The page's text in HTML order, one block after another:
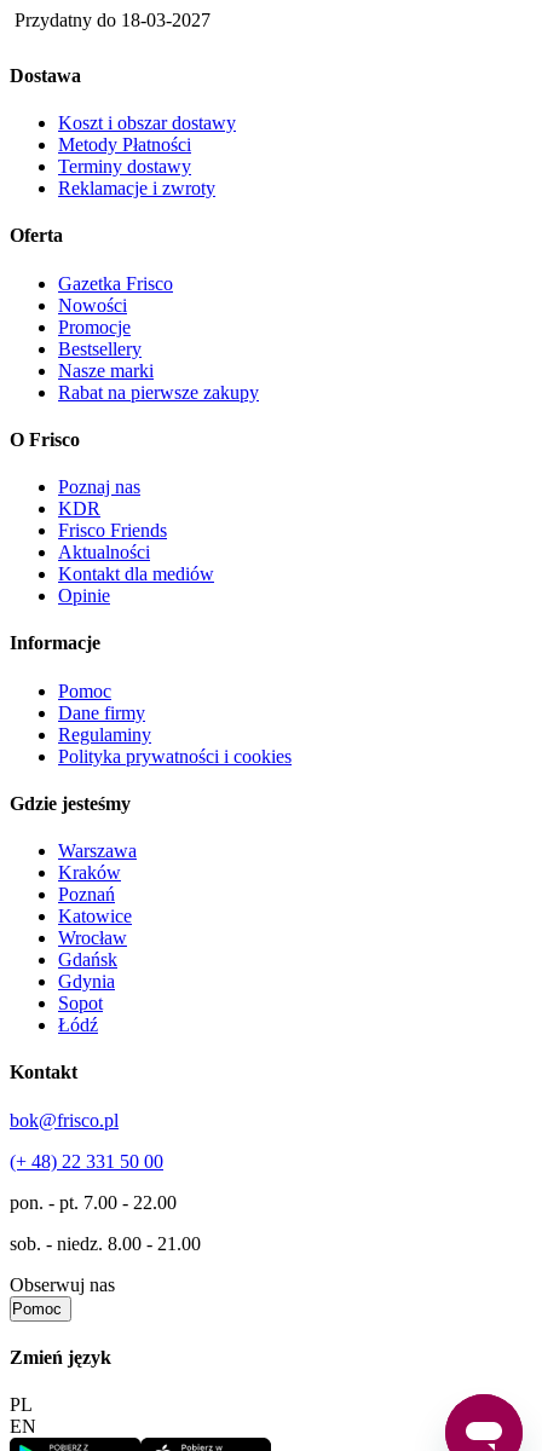
Przydatny do 18-03-2027
Dostawa
Koszt i obszar dostawy
Metody Płatności
Terminy dostawy
Reklamacje i zwroty
Oferta
Gazetka Frisco
Nowości
Promocje
Bestsellery
Nasze marki
Rabat na pierwsze zakupy
O Frisco
Poznaj nas
KDR
Frisco Friends
Aktualności
Kontakt dla mediów
Opinie
Informacje
Pomoc
Dane firmy
Regulaminy
Polityka prywatności i cookies
Gdzie jesteśmy
Warszawa
Kraków
Poznań
Katowice
Wrocław
Gdańsk
Gdynia
Sopot
Łódź
Kontakt
bok@frisco.pl
(+ 48) 22 331 50 00
pon. - pt. 7.00 - 22.00
sob. - niedz. 8.00 - 21.00
Obserwuj nas
Pomoc
Zmień język
PL
EN